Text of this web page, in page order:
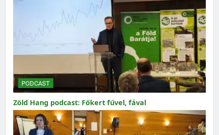
PODCAST
Zöld Hang podcast: Főkert fűvel, fával